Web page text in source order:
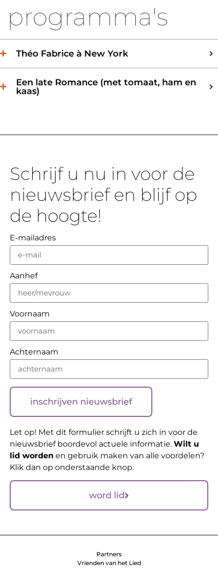
programma's
Théo Fabrice à New York
Een late Romance (met tomaat, ham en
kaas)
Schrijf u nu in voor de
nieuwsbrief en blijf op
de hoogte!
E-mailadres
Aanhef
Voornaam
Achternaam
inschrijven nieuwsbrief
Let op! Met dit formulier schrijft u zich in voor de
nieuwsbrief boordevol actuele informatie. Wilt u
lid worden en gebruik maken van alle voordelen?
Klik dan op onderstaande knop.
word lid
Partners
Vrienden van het Lied